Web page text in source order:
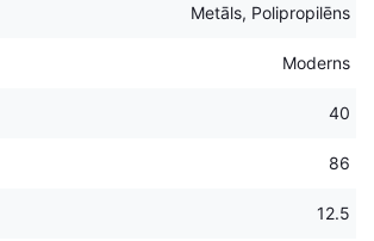
Metāls, Polipropilēns
Moderns
40
86
12.5